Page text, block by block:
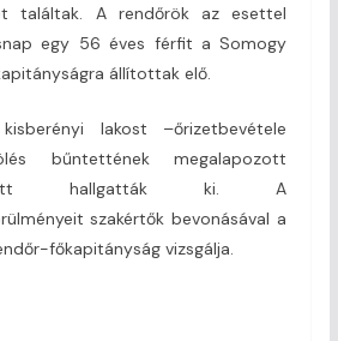
találtak. A rendőrök az esettel
egy 56 éves férfit a Somogy
állítottak elő.
lakost –őrizetbevétele
bűntettének megalapozott
hallgatták ki. A
szakértők bevonásával a
főkapitányság vizsgálja.